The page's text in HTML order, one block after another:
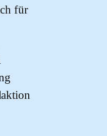
für